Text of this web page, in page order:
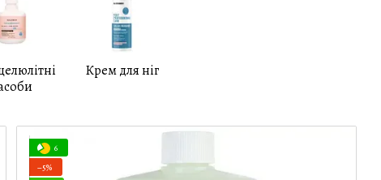
Крем для ніг
6
−5%